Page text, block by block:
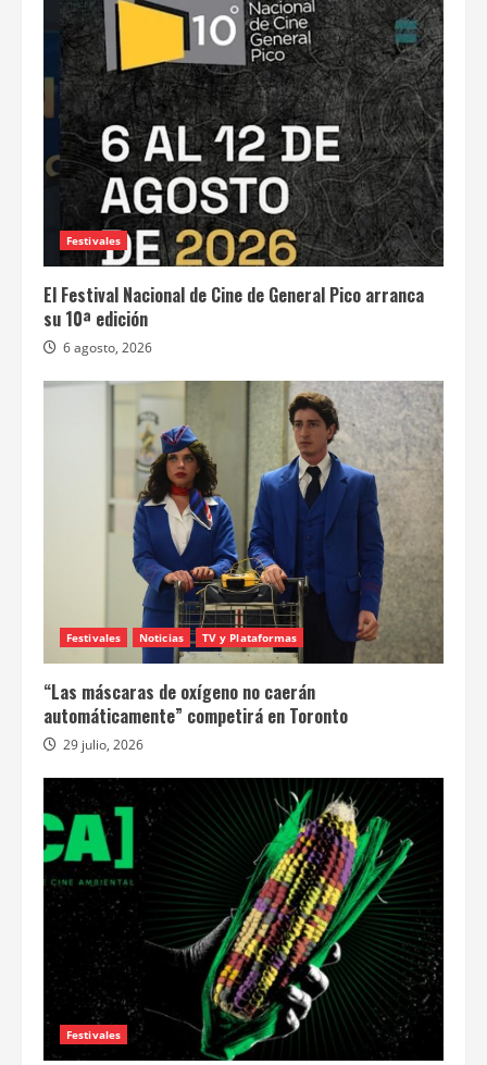
Festivales
El Festival Nacional de Cine de General Pico arranca
su 10ª edición
6 agosto, 2026
Festivales Noticias TV y Plataformas
“Las máscaras de oxígeno no caerán
automáticamente” competirá en Toronto
29 julio, 2026
Festivales